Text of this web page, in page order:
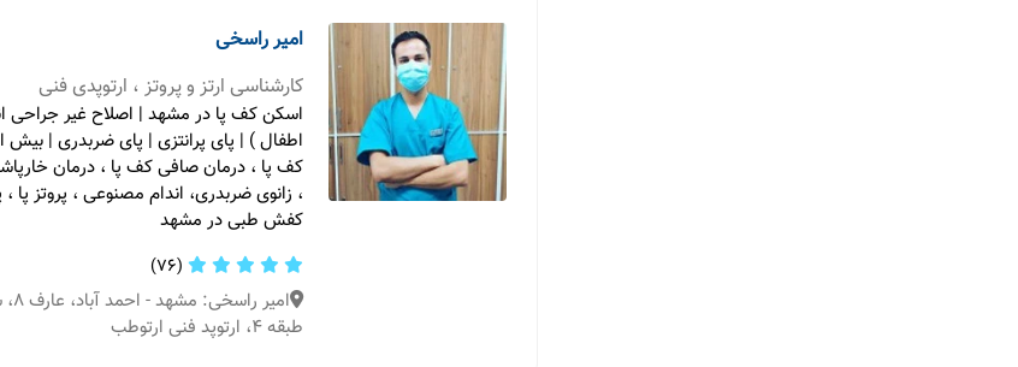
امیر راسخی
کارشناسی ارتز و پروتز ، ارتوپدی فنی
اسکن کف پا در مشهد | اصلاح غیر جراحی
کف پا ، درمان صافی کف پا ، درمان
، زانوی ضربدری، اندام مصنوعی ، پروتز پا
کفش طبی در مشهد
(76)
طبقه 4، ارتوپد فنی ارتوطب